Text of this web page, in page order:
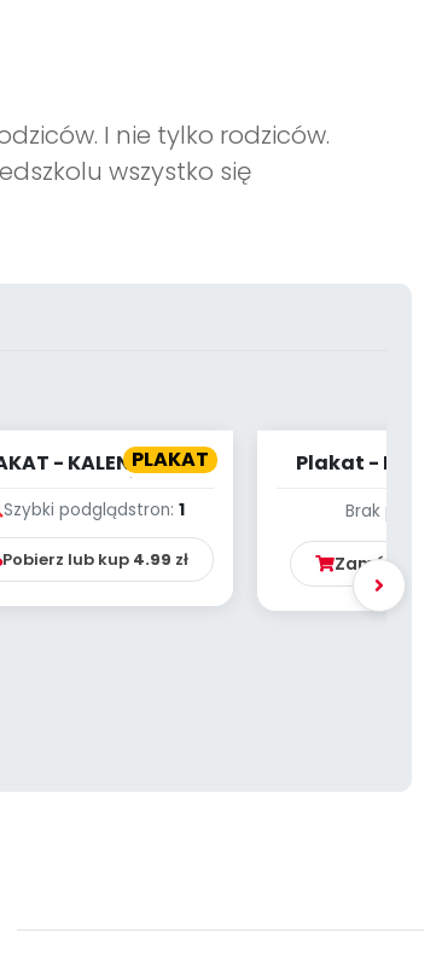
I nie tylko rodziców.
wszystko się
PLAKAT
- KALENDARZ -
Szybki podglądstron: 1
Pobierz lub kup 4.99 zł
Plakat -
Brak
Zamów ten